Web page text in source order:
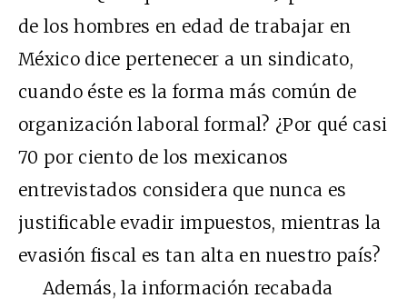
de los hombres en edad de trabajar en
México dice pertenecer a un sindicato,
cuando éste es la forma más común de
organización laboral formal? ¿Por qué casi
70 por ciento de los mexicanos
entrevistados considera que nunca es
justificable evadir impuestos, mientras la
evasión fiscal es tan alta en nuestro país?
Además, la información recabada